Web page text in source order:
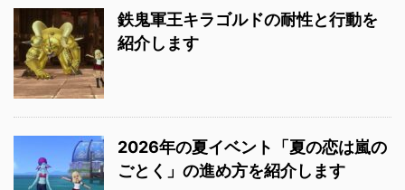
鉄鬼軍王キラゴルドの耐性と行動を
紹介します
2026年の夏イベント「夏の恋は嵐の
ごとく」の進め方を紹介します